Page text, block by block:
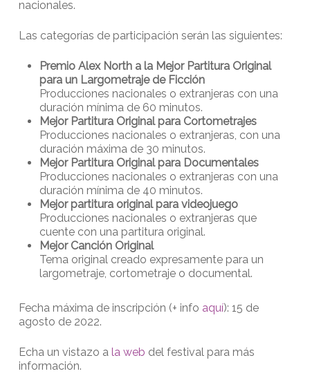
nacionales.
Las categorías de participación serán las siguientes:
Premio Alex North a la Mejor Partitura Original
para un Largometraje de Ficción
Producciones nacionales o extranjeras con una
duración mínima de 60 minutos.
Mejor Partitura Original para Cortometrajes
Producciones nacionales o extranjeras, con una
duración máxima de 30 minutos.
Mejor Partitura Original para Documentales
Producciones nacionales o extranjeras con una
duración mínima de 40 minutos.
Mejor partitura original para videojuego
Producciones nacionales o extranjeras que
cuente con una partitura original.
Mejor Canción Original
Tema original creado expresamente para un
largometraje, cortometraje o documental.
Fecha máxima de inscripción (+ info aquí): 15 de
agosto de 2022.
Echa un vistazo a la web del festival para más
información.